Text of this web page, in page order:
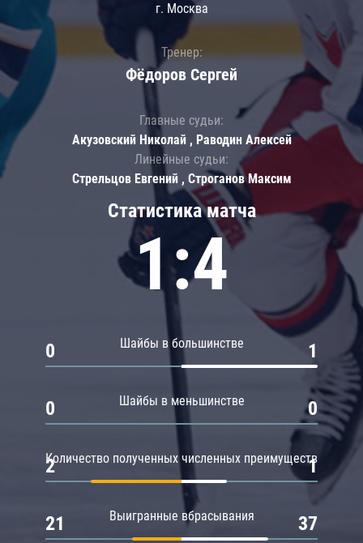
Статистика матча
1:4
Шайбы в большинстве
0 1
Шайбы в меньшинстве
0 0
Количество полученных численных преимуществ
2 1
Выигранные вбрасывания
21 37
г. Москва
Тренер:
Фёдоров Сергей
Главные судьи:
Акузовский Николай , Раводин Алексей
Линейные судьи:
Стрельцов Евгений , Строганов Максим